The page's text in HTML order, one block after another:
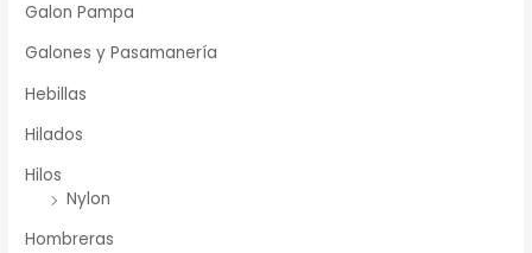
Galon Pampa
Galones y Pasamanería
Hebillas
Hilados
Hilos
Nylon
Hombreras